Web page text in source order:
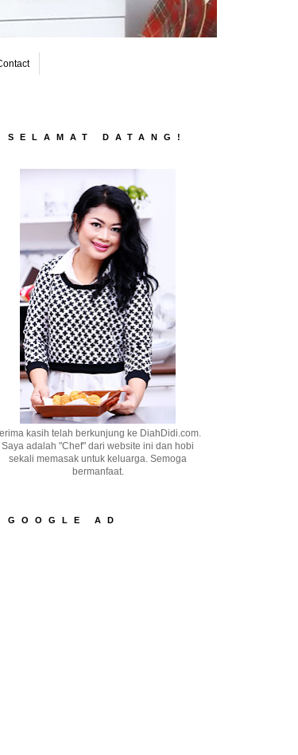
SELAMAT DATANG!
kasih telah berkunjung ke DiahDidi.com.
Saya adalah "Chef" dari website ini dan hobi
sekali memasak untuk keluarga. Semoga
bermanfaat.
GOOGLE AD